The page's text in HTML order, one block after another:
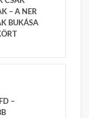
– A NER
BUKÁSA
–